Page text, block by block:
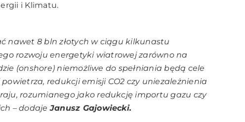
i Klimatu.
nawet 8 bln złotych w ciągu kilkunastu
rozwoju energetyki wiatrowej zarówno na
(onshore) niemożliwe do spełniania będą cele
redukcji emisji CO2 czy uniezależnienia
rozumianego jako redukcję importu gazu czy
– dodajeJanusz Gajowiecki.